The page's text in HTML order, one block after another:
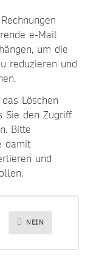
e-Mail
um die
reduzieren und
Löschen
Sie den Zugriff
Bitte
damit
und
NEIN